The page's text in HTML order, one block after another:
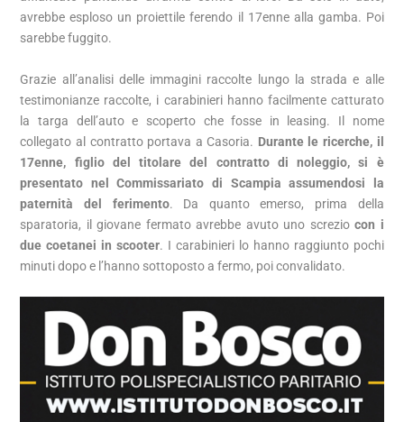
avrebbe esploso un proiettile ferendo il 17enne alla gamba. Poi
sarebbe fuggito.
Grazie all’analisi delle immagini raccolte lungo la strada e alle
testimonianze raccolte, i carabinieri hanno facilmente catturato
la targa dell’auto e scoperto che fosse in leasing. Il nome
collegato al contratto portava a Casoria. Durante le ricerche, il
17enne, figlio del titolare del contratto di noleggio, si è
presentato nel Commissariato di Scampia assumendosi la
paternità del ferimento. Da quanto emerso, prima della
sparatoria, il giovane fermato avrebbe avuto uno screziocon i
due coetanei in scooter. I carabinieri lo hanno raggiunto pochi
minuti dopo e l’hanno sottoposto a fermo, poi convalidato.